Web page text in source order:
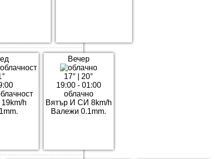
h
Вечер
17°
20°
19:00 - 01:00
облачно
Вятър И СИ 8km/h
Валежи 0.1mm.